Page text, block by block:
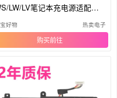
LW/LV笔记本充电源适配器
好物 热卖电子
购买